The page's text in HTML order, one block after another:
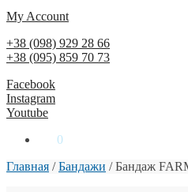
My Account
+38 (098) 929 28 66
+38 (095) 859 70 73
Facebook
Instagram
Youtube
0
Главная /Бандажи /Бандаж